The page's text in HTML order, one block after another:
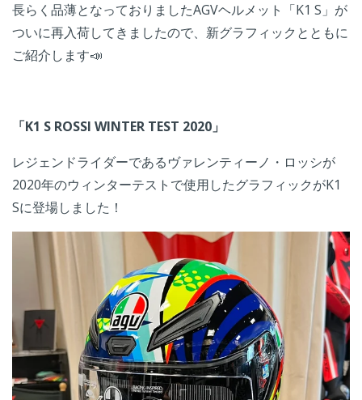
長らく品薄となっておりましたAGVヘルメット「K1 S」が
ついに再入荷してきましたので、新グラフィックとともに
ご紹介します📣
「K1 S ROSSI WINTER TEST 2020」
レジェンドライダーであるヴァレンティーノ・ロッシが
2020年のウィンターテストで使用したグラフィックがK1
Sに登場しました！